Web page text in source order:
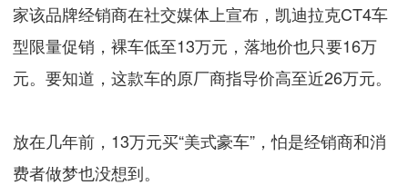
家该品牌经销商在社交媒体上宣布，凯迪拉克CT4车
型限量促销，裸车低至13万元，落地价也只要16万
元。要知道，这款车的原厂商指导价高至近26万元。
放在几年前，13万元买“美式豪车”，怕是经销商和消
费者做梦也没想到。